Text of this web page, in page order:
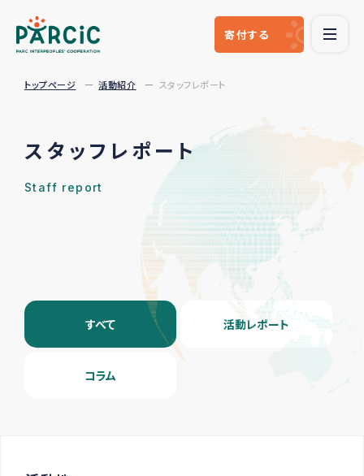
寄付する
トップページ 活動紹介 スタッフレポート
スタッフレポート
Staff report
すべて 活動レポート
コラム